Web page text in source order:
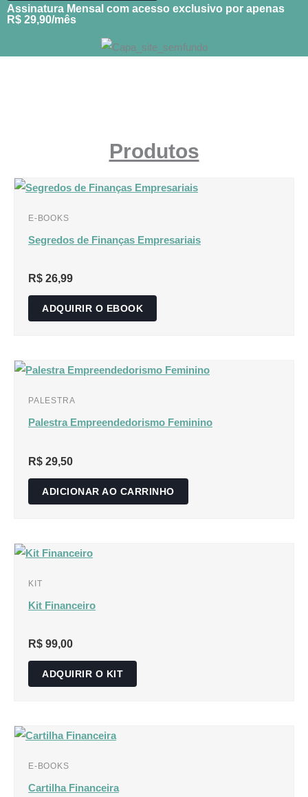
Assinatura Mensal com acesso exclusivo por apenas
R$ 29,90/mês
Produtos
E-BOOKS
Segredos de Finanças Empresariais
R$ 26,99
ADQUIRIR O EBOOK
PALESTRA
Palestra Empreendedorismo Feminino
R$ 29,50
ADICIONAR AO CARRINHO
KIT
Kit Financeiro
R$ 99,00
ADQUIRIR O KIT
E-BOOKS
Cartilha Financeira
O
era:
O
é: